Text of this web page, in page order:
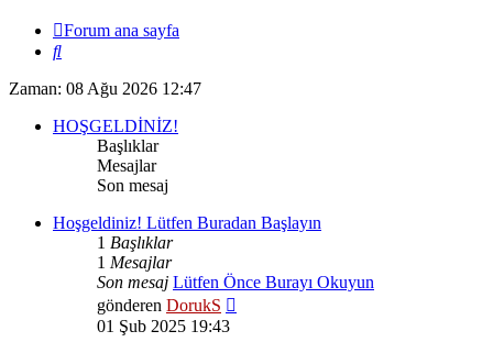
Forum ana sayfa
Ara
Zaman: 08 Ağu 2026 12:47
HOŞGELDİNİZ!
Başlıklar
Mesajlar
Son mesaj
Hoşgeldiniz! Lütfen Buradan Başlayın
1 Başlıklar
1 Mesajlar
Son mesaj Lütfen Önce Burayı Okuyun
gönderen DorukS
01 Şub 2025 19:43